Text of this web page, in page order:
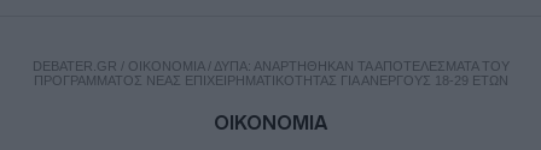
DEBATER.GR / ΟΙΚΟΝΟΜΙΑ/ ΔΥΠΑ: ΑΝΑΡΤΉΘΗΚΑΝ ΤΑ ΑΠΟΤΕΛΈΣΜΑΤΑ ΤΟΥ
ΠΡΟΓΡΆΜΜΑΤΟΣ ΝΈΑΣ ΕΠΙΧΕΙΡΗΜΑΤΙΚΌΤΗΤΑΣ ΓΙΑ ΑΝΈΡΓΟΥΣ 18-29 ΕΤΏΝ
ΟΙΚΟΝΟΜΙΑ